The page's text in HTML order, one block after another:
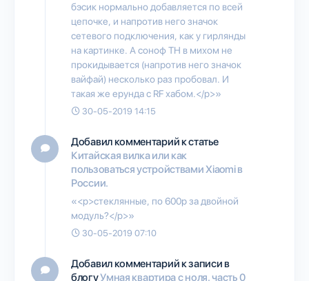
бэсик нормально добавляется по всей
цепочке, и напротив него значок
сетевого подключения, как у гирлянды
на картинке. А соноф TH в михом не
прокидывается (напротив него значок
вайфай) несколько раз пробовал. И
такая же ерунда с RF хабом.</p>»
30-05-2019 14:15
Добавил комментарий к статье
Китайская вилка или как
пользоваться устройствами Xiaomi в
России.
«<p>стеклянные, по 600р за двойной
модуль?</p>»
30-05-2019 07:10
Добавил комментарий к записи в
блогуУмная квартира с ноля. часть 0